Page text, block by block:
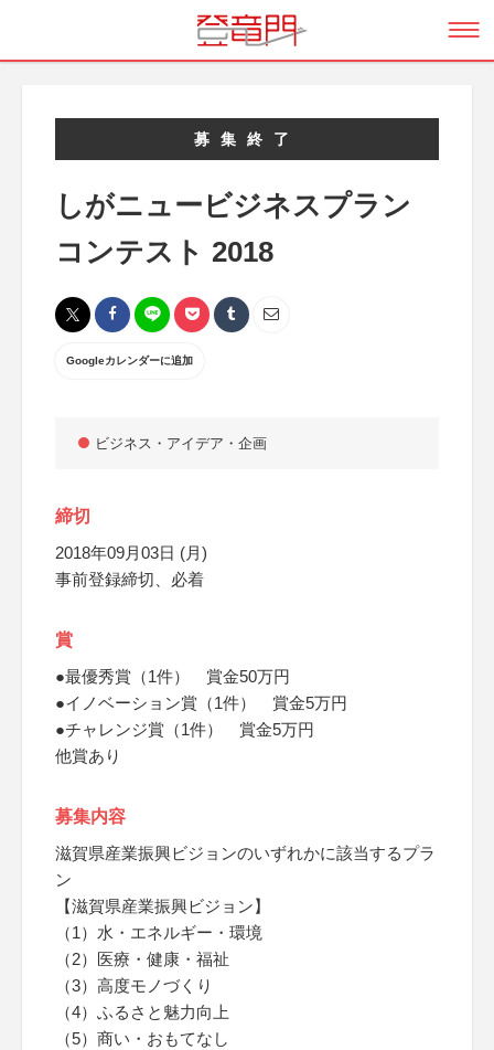
募集終了
しがニュービジネスプラン
コンテスト 2018
Googleカレンダーに追加
ビジネス・アイデア・企画
締切
2018年09月03日 (月)
事前登録締切、必着
賞
●最優秀賞（1件） 賞金50万円
●イノベーション賞（1件） 賞金5万円
●チャレンジ賞（1件） 賞金5万円
他賞あり
募集内容
滋賀県産業振興ビジョンのいずれかに該当するプラ
ン
【滋賀県産業振興ビジョン】
（1）水・エネルギー・環境
（2）医療・健康・福祉
（3）高度モノづくり
（4）ふるさと魅力向上
（5）商い・おもてなし